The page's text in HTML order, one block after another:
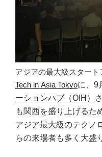
アジアの最大級スター
Tech in Asia Tokyoに、9
ーションハブ（OIH）
も関西を盛り上げるた
アジア最大級のテクノ
らの来場者も多く大盛